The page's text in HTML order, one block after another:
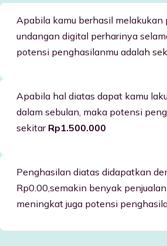
Apabila kamu berhasil melakukan
undangan digital perharinya
potensi penghasilanmu adalah
Apabila hal diatas dapat kamu
dalam sebulan, maka potensi
sekitar Rp1.500.000
Penghasilan diatas didapatkan
Rp0.00,semakin benyak
meningkat juga potensi